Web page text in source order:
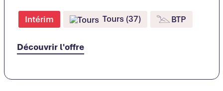
Intérim Tours (37) BTP
Découvrir l'offre